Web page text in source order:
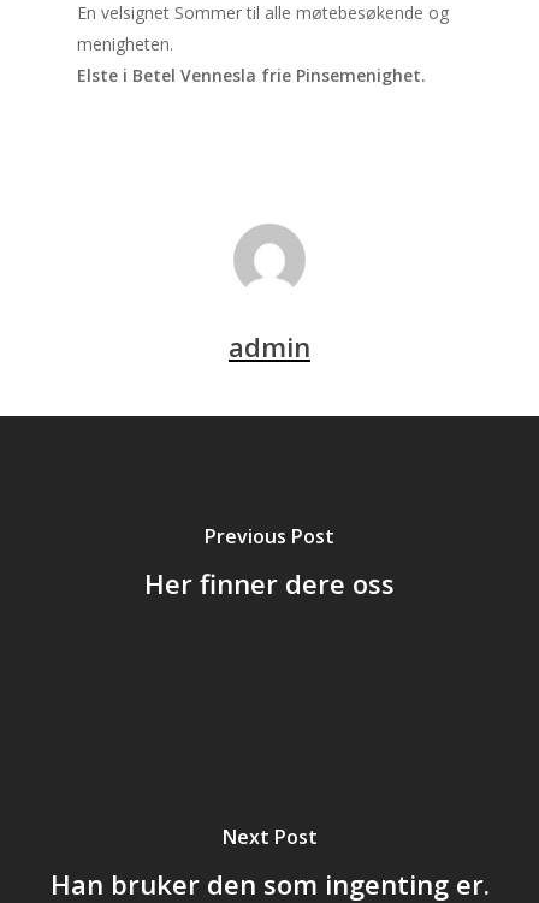
En velsignet Sommer til alle møtebesøkende og
menigheten.
Elste i Betel Vennesla frie Pinsemenighet.
admin
Previous Post
Her finner dere oss
Next Post
Han bruker den som ingenting er.